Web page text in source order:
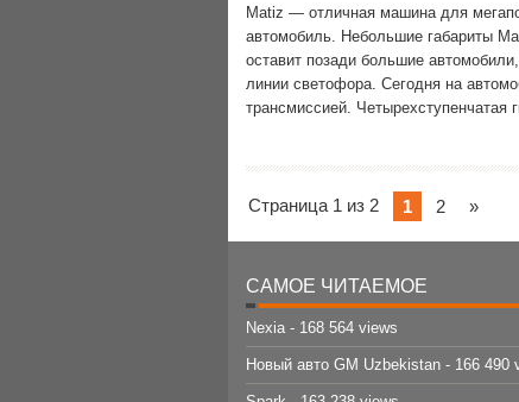
Matiz — отличная машина для
автомобиль. Небольшие габариты
оставит позади большие
линии светофора. Сегодня на
трансмиссией. Четырехступенчатая
Страница 1 из 2 1 2 »
САМОЕ ЧИТАЕМОЕ
Nexia - 168 564 views
Новый авто GM Uzbekistan - 166 490